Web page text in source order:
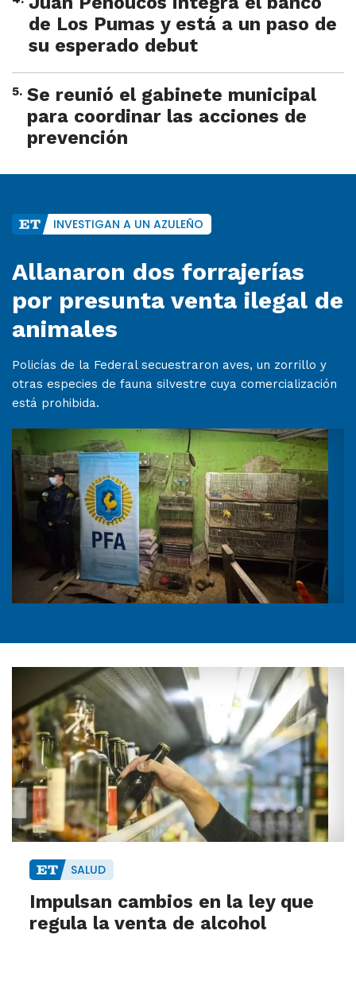
de Los Pumas y está a un paso de
su esperado debut
5. Se reunió el gabinete municipal
para coordinar las acciones de
prevención
INVESTIGAN A UN AZULEÑO
Allanaron dos forrajerías
por presunta venta ilegal de
animales
Policías de la Federal secuestraron aves, un zorrillo y
otras especies de fauna silvestre cuya comercialización
está prohibida.
SALUD
Impulsan cambios en la ley que
regula la venta de alcohol